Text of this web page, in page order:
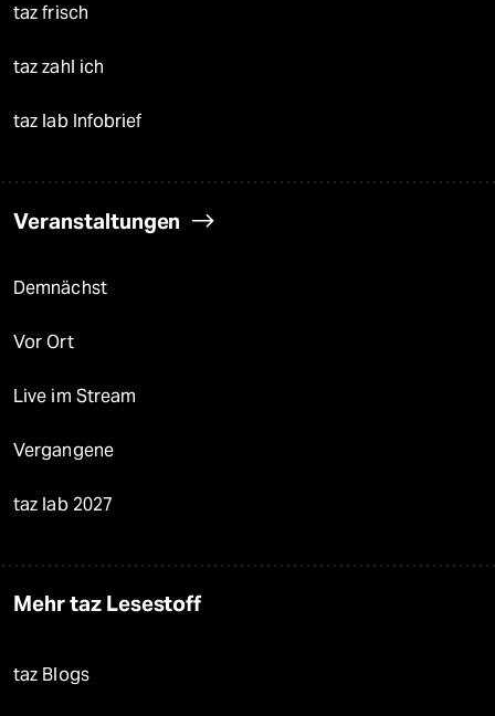
taz frisch
taz zahl ich
taz lab Infobrief
Veranstaltungen
Demnächst
Vor Ort
Live im Stream
Vergangene
taz lab 2027
Mehr taz Lesestoff
taz Blogs